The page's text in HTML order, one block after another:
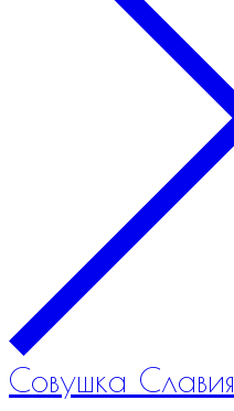
Совушка Славия